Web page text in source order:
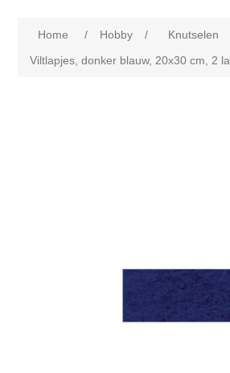
Home / Hobby / Knutselen
Viltlapjes, donker blauw, 20x30 cm, 2